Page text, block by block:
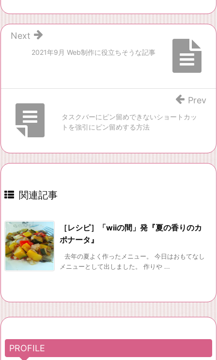
2021年9月 Web制作に役立ちそうな記事
Next
タスクバーにピン留めできないショートカッ
トを強引にピン留めする方法
Prev
関連記事
［レシピ］「wiiの間」発『夏の香りのカ
ポナータ』
去年の夏よく作ったメニュー。 今日はおもてなし
メニューとして出しました。 作りや ...
PROFILE